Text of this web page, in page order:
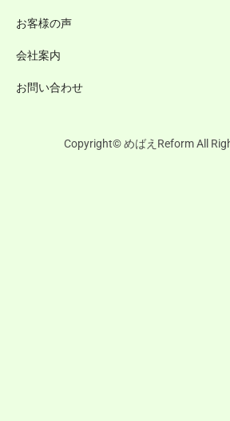
お客様の声
会社案内
お問い合わせ
Copyright© めばえReform All